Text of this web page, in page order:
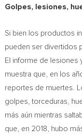
Golpes, lesiones,
Si bien los productos
pueden ser divertidos
El informe de lesiones
muestra que, en los
reportes de muertes.
golpes, torceduras,
más aún mientras
que, en 2018, hubo